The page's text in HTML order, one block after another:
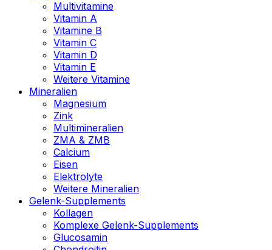
Multivitamine
Vitamin A
Vitamine B
Vitamin C
Vitamin D
Vitamin E
Weitere Vitamine
Mineralien
Magnesium
Zink
Multimineralien
ZMA & ZMB
Calcium
Eisen
Elektrolyte
Weitere Mineralien
Gelenk-Supplements
Kollagen
Komplexe Gelenk-Supplements
Glucosamin